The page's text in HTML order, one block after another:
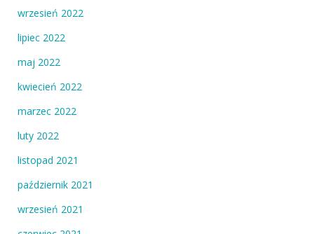
wrzesień 2022
lipiec 2022
maj 2022
kwiecień 2022
marzec 2022
luty 2022
listopad 2021
październik 2021
wrzesień 2021